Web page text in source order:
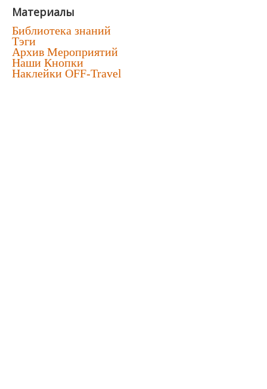
Материалы
Библиотека знаний
Тэги
Архив Мероприятий
Наши Кнопки
Наклейки OFF-Travel